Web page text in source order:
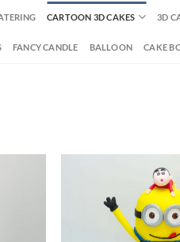
CARTOON 3D CAKES 3D
FANCY CANDLE BALLOON CAKE